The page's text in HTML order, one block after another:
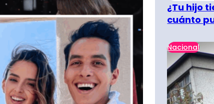
¿Tu hijo
cuánto
Nacional